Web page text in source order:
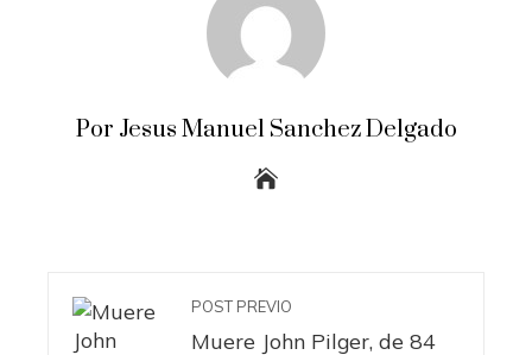
Por Jesus Manuel Sanchez Delgado
POST PREVIO
Muere John Pilger, de 84